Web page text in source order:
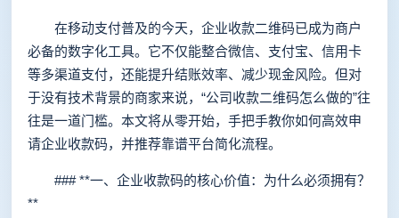
在移动支付普及的今天，企业收款二维码已成为商户
必备的数字化工具。它不仅能整合微信、支付宝、信用卡
等多渠道支付，还能提升结账效率、减少现金风险。但对
于没有技术背景的商家来说，“公司收款二维码怎么做的”往
往是一道门槛。本文将从零开始，手把手教你如何高效申
请企业收款码，并推荐靠谱平台简化流程。
### **一、企业收款码的核心价值：为什么必须拥有？
**